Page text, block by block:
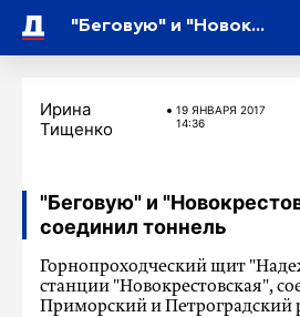
"Беговую" и "Новокрестовскую" соединил тоннель
Ирина
Тищенко
19 ЯНВАРЯ 2017
14:36
"Беговую" и
соединил тоннель
Горнопроходческий щит
станции "Новокрестовская",
Приморский и Петроградский